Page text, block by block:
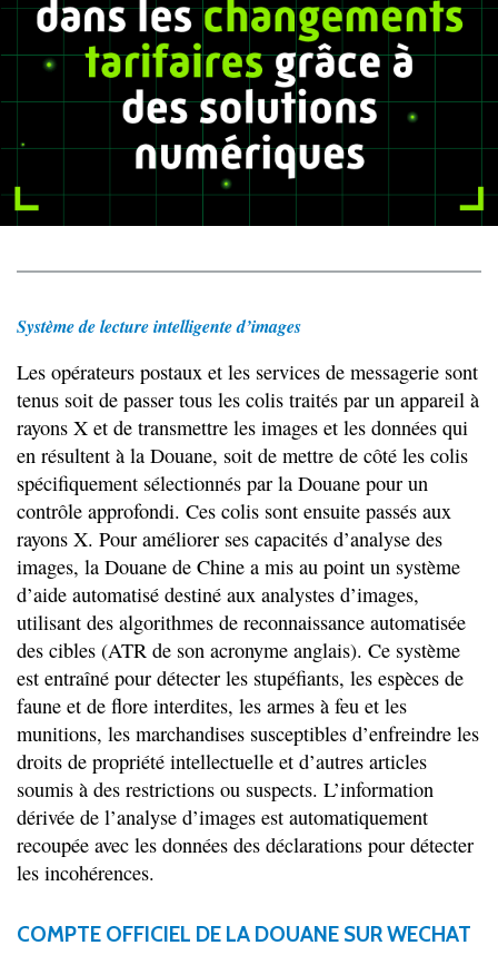
Système de lecture intelligente d’images
Les opérateurs postaux et les services de messagerie sont
tenus soit de passer tous les colis traités par un appareil à
rayons X et de transmettre les images et les données qui
en résultent à la Douane, soit de mettre de côté les colis
spécifiquement sélectionnés par la Douane pour un
contrôle approfondi. Ces colis sont ensuite passés aux
rayons X. Pour améliorer ses capacités d’analyse des
images, la Douane de Chine a mis au point un système
d’aide automatisé destiné aux analystes d’images,
utilisant des algorithmes de reconnaissance automatisée
des cibles (ATR de son acronyme anglais). Ce système
est entraîné pour détecter les stupéfiants, les espèces de
faune et de flore interdites, les armes à feu et les
munitions, les marchandises susceptibles d’enfreindre les
droits de propriété intellectuelle et d’autres articles
soumis à des restrictions ou suspects. L’information
dérivée de l’analyse d’images est automatiquement
recoupée avec les données des déclarations pour détecter
les incohérences.
COMPTE OFFICIEL DE LA DOUANE SUR WECHAT